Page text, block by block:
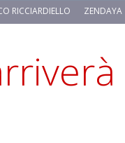
RICCIARDIELLO ZENDAYA